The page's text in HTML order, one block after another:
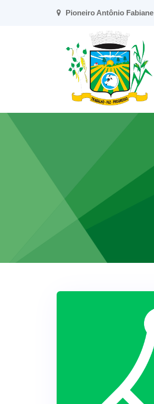
Pioneiro Antônio Fabiane